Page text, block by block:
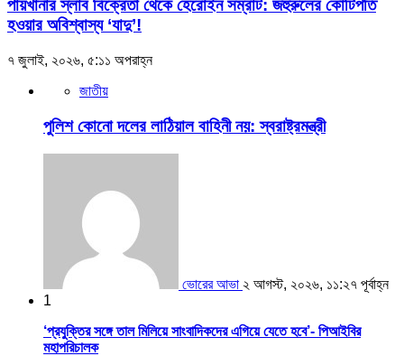
পায়খানার স্লাব বিক্রেতা থেকে হেরোইন সম্রাট: জহুরুলের কোটিপতি
হওয়ার অবিশ্বাস্য ‘যাদু’!
৭ জুলাই, ২০২৬, ৫:১১ অপরাহ্ন
জাতীয়
পুলিশ কোনো দলের লাঠিয়াল বাহিনী নয়: স্বরাষ্ট্রমন্ত্রী
ভোরের আভা ২ আগস্ট, ২০২৬, ১১:২৭ পূর্বাহ্ন
1
‘প্রযুক্তির সঙ্গে তাল মিলিয়ে সাংবাদিকদের এগিয়ে যেতে হবে’- পিআইবির
মহাপরিচালক